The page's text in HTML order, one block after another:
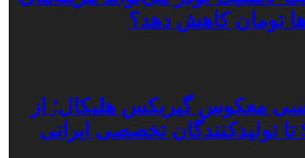
تومان کاهش دهد؟
معکوس گیربکس هلیکال؛ از